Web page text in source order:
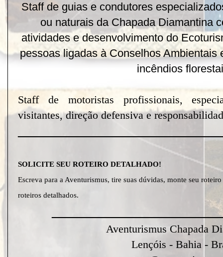
Staff de guias e condutores
ou naturais da Chapada Diamantina
atividades e desenvolvimento do
pessoas ligadas à Conselhos Ambientais
incêndios
Staff de motoristas profissionais,
visitantes, direção defensiva e
SOLICITE SEU ROTEIRO DETALHADO!
Escreva para a Aventurismus, tire suas dúvidas, monte seu
roteiros detalhados.
Aventurismus Chapada
Lençóis - Bahia -